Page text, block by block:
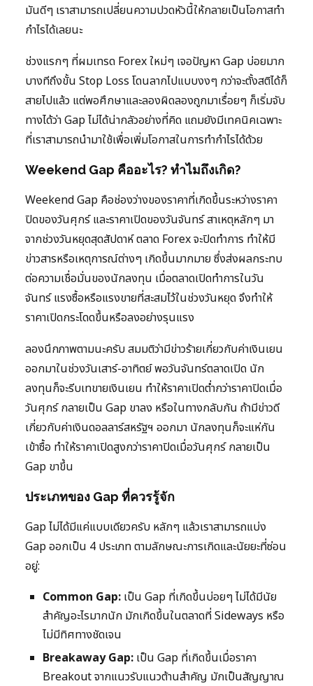
มันดีๆ เราสามารถเปลี่ยนความปวดหัวนี้ให้กลายเป็นโอกาสทำ
กำไรได้เลยนะ
ช่วงแรกๆ ที่ผมเทรด Forex ใหม่ๆ เจอปัญหา Gap บ่อยมาก
บางทีถึงขั้น Stop Loss โดนลากไปแบบงงๆ กว่าจะตั้งสติได้ก็
สายไปแล้ว แต่พอศึกษาและลองผิดลองถูกมาเรื่อยๆ ก็เริ่มจับ
ทางได้ว่า Gap ไม่ได้น่ากลัวอย่างที่คิด แถมยังมีเทคนิคเฉพาะ
ที่เราสามารถนำมาใช้เพื่อเพิ่มโอกาสในการทำกำไรได้ด้วย
Weekend Gap คืออะไร? ทำไมถึงเกิด?
Weekend Gap คือช่องว่างของราคาที่เกิดขึ้นระหว่างราคา
ปิดของวันศุกร์ และราคาเปิดของวันจันทร์ สาเหตุหลักๆ มา
จากช่วงวันหยุดสุดสัปดาห์ ตลาด Forex จะปิดทำการ ทำให้มี
ข่าวสารหรือเหตุการณ์ต่างๆ เกิดขึ้นมากมาย ซึ่งส่งผลกระทบ
ต่อความเชื่อมั่นของนักลงทุน เมื่อตลาดเปิดทำการในวัน
จันทร์ แรงซื้อหรือแรงขายที่สะสมไว้ในช่วงวันหยุด จึงทำให้
ราคาเปิดกระโดดขึ้นหรือลงอย่างรุนแรง
ลองนึกภาพตามนะครับ สมมติว่ามีข่าวร้ายเกี่ยวกับค่าเงินเยน
ออกมาในช่วงวันเสาร์-อาทิตย์ พอวันจันทร์ตลาดเปิด นัก
ลงทุนก็จะรีบเทขายเงินเยน ทำให้ราคาเปิดต่ำกว่าราคาปิดเมื่อ
วันศุกร์ กลายเป็น Gap ขาลง หรือในทางกลับกัน ถ้ามีข่าวดี
เกี่ยวกับค่าเงินดอลลาร์สหรัฐฯ ออกมา นักลงทุนก็จะแห่กัน
เข้าซื้อ ทำให้ราคาเปิดสูงกว่าราคาปิดเมื่อวันศุกร์ กลายเป็น
Gap ขาขึ้น
ประเภทของ Gap ที่ควรรู้จัก
Gap ไม่ได้มีแค่แบบเดียวครับ หลักๆ แล้วเราสามารถแบ่ง
Gap ออกเป็น 4 ประเภท ตามลักษณะการเกิดและนัยยะที่ซ่อน
อยู่:
Common Gap: เป็น Gap ที่เกิดขึ้นบ่อยๆ ไม่ได้มีนัย
สำคัญอะไรมากนัก มักเกิดขึ้นในตลาดที่ Sideways หรือ
ไม่มีทิศทางชัดเจน
Breakaway Gap: เป็น Gap ที่เกิดขึ้นเมื่อราคา
Breakout จากแนวรับแนวต้านสำคัญ มักเป็นสัญญาณ